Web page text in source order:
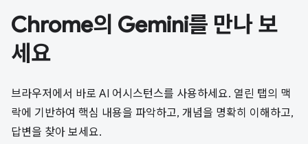
Chrome의 Gemini를 만나 보
세요
브라우저에서 바로 AI 어시스턴스를 사용하세요. 열린 탭의 맥
락에 기반하여 핵심 내용을 파악하고, 개념을 명확히 이해하고,
답변을 찾아 보세요.